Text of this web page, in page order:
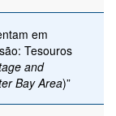
em
Tesouros
and
Bay Area)”